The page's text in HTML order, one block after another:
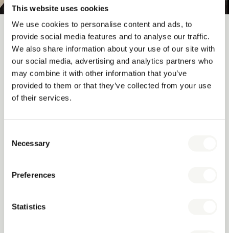
This website uses cookies
We use cookies to personalise content and ads, to
provide social media features and to analyse our traffic.
We also share information about your use of our site with
our social media, advertising and analytics partners who
may combine it with other information that you’ve
provided to them or that they’ve collected from your use
of their services.
Selection
Necessary
Preferences
Statistics
Die richtige Wahl für Ihre Zimmer
Beide Marken erfüllen die Qualitätsstandards der
Hotellerie. Die Entscheidung hängt letztlich davon ab,
welche Marke Ihre Markenidentität, Ihr Zimmertyp und Ihr